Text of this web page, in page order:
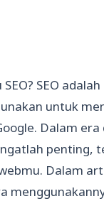
SEO
untuk
Dalam
penting,
Dalam